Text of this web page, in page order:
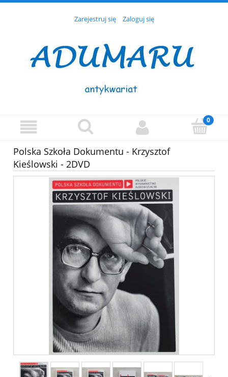
Zarejestruj się Zaloguj się
Polska Szkoła Dokumentu - Krzysztof
Kieślowski - 2DVD